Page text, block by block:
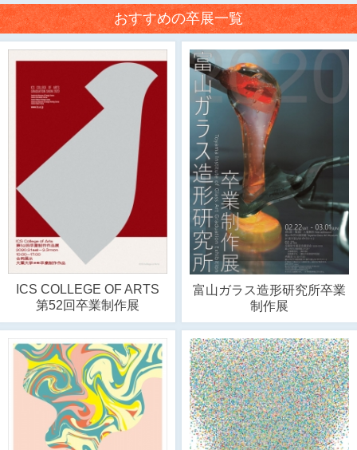
おすすめの卒展一覧
ICS COLLEGE OF ARTS
第52回卒業制作展
富山ガラス造形研究所卒業
制作展